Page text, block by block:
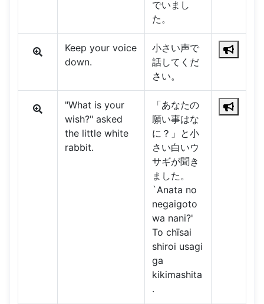
でいまし
た。
Keep your voice
down.
小さい声で
話してくだ
さい。
"What is your
wish?" asked
the little white
rabbit.
「あなたの
願い事はな
に？」と小
さい白いウ
サギが聞き
ました。
`Anata no
negaigoto
wa nani?'
To chīsai
shiroi usagi
ga
kikimashita
.